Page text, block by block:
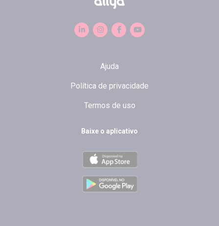
Ajuda
Política de privacidade
Termos de uso
Baixe o aplicativo